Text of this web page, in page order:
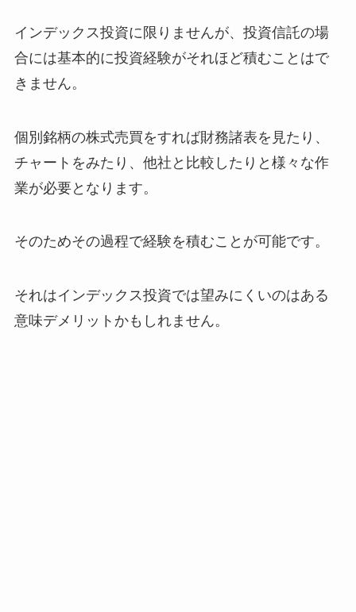
インデックス投資に限りませんが、投資信託の場
合には基本的に投資経験がそれほど積むことはで
きません。
個別銘柄の株式売買をすれば財務諸表を見たり、
チャートをみたり、他社と比較したりと様々な作
業が必要となります。
そのためその過程で経験を積むことが可能です。
それはインデックス投資では望みにくいのはある
意味デメリットかもしれません。